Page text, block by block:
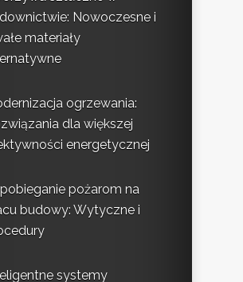
Nowoczesne i
materiały
ogrzewania:
dla większej
energetycznej
pożarom na
budowy: Wytyczne i
systemy